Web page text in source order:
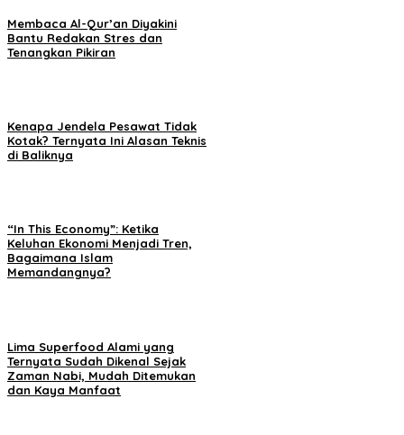
Membaca Al-Qur’an Diyakini
Bantu Redakan Stres dan
Tenangkan Pikiran
Kenapa Jendela Pesawat Tidak
Kotak? Ternyata Ini Alasan Teknis
di Baliknya
“In This Economy”: Ketika
Keluhan Ekonomi Menjadi Tren,
Bagaimana Islam
Memandangnya?
Lima Superfood Alami yang
Ternyata Sudah Dikenal Sejak
Zaman Nabi, Mudah Ditemukan
dan Kaya Manfaat